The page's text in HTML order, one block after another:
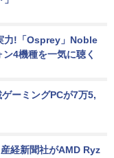
力!「Osprey」Noble
4機種を一気に聴く
ーミングPCが7万5,
経新聞社がAMD Ryz